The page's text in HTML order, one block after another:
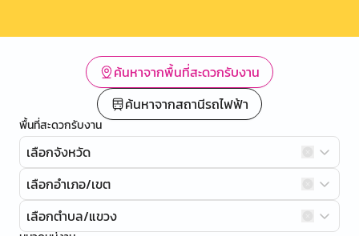
ค้นหาจากพื้นที่สะดวกรับงาน
ค้นหาจากสถานีรถไฟฟ้า
พื้นที่สะดวกรับงาน
เลือกจังหวัด
เลือกอำเภอ/เขต
เลือกตำบล/แขวง